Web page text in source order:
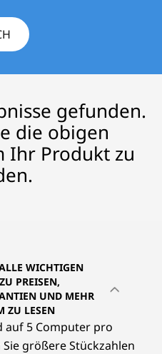
gefunden.
die obigen
Ihr Produkt zu
WICHTIGEN
PREISEN,
UND MEHR
ZU LESEN
auf 5 Computer pro
größere Stückzahlen